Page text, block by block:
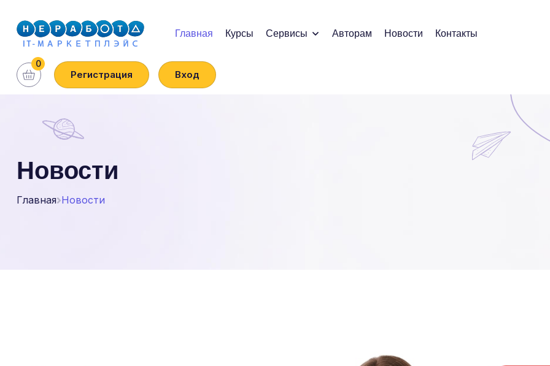
Главная Курсы Сервисы Авторам Новости Контакты
0
Регистрация Вход
Новости
Главная Новости